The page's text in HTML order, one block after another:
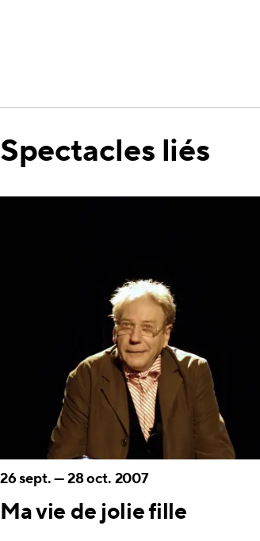
Spectacles liés
Ma vie de jolie fille
26 sept.—28 oct. 2007